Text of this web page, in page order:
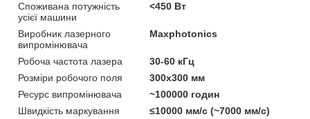
Споживана потужність
усієї машини
<450 Вт
Виробник лазерного
випромінювача
Maxphotonics
Робоча частота лазера
30-60 кГц
Розміри робочого поля
300х300 мм
Ресурс випромінювача
~100000 годин
Швидкість маркування
≤10000 мм/с (~7000 мм/с)